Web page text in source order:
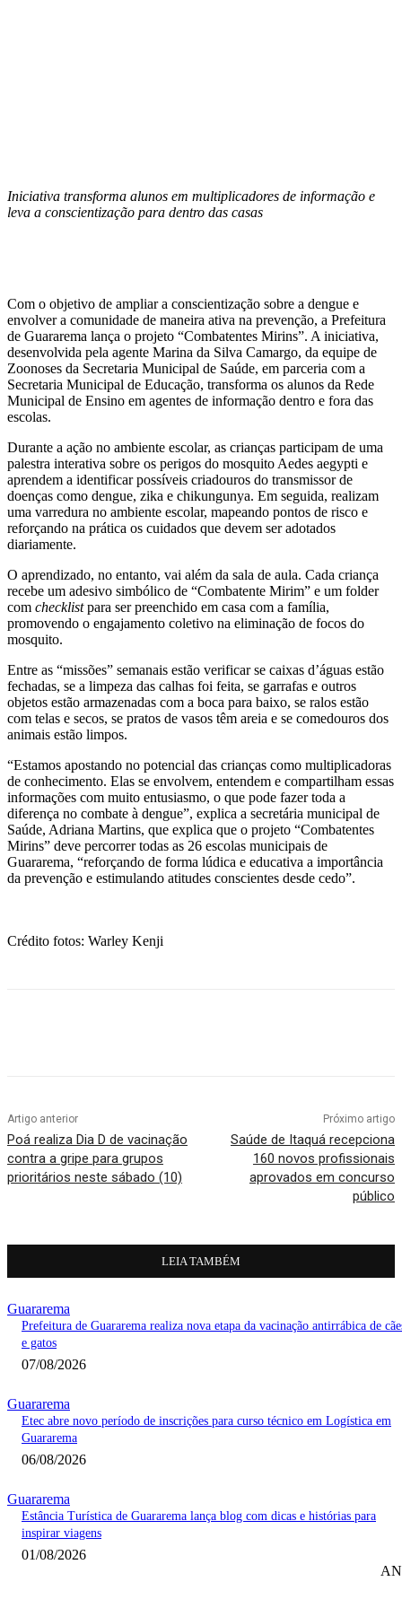
Iniciativa transforma alunos em multiplicadores de informação e
leva a conscientização para dentro das casas
Com o objetivo de ampliar a conscientização sobre a dengue e
envolver a comunidade de maneira ativa na prevenção, a Prefeitura
de Guararema lança o projeto “Combatentes Mirins”. A iniciativa,
desenvolvida pela agente Marina da Silva Camargo, da equipe de
Zoonoses da Secretaria Municipal de Saúde, em parceria com a
Secretaria Municipal de Educação, transforma os alunos da Rede
Municipal de Ensino em agentes de informação dentro e fora das
escolas.
Durante a ação no ambiente escolar, as crianças participam de uma
palestra interativa sobre os perigos do mosquito Aedes aegypti e
aprendem a identificar possíveis criadouros do transmissor de
doenças como dengue, zika e chikungunya. Em seguida, realizam
uma varredura no ambiente escolar, mapeando pontos de risco e
reforçando na prática os cuidados que devem ser adotados
diariamente.
O aprendizado, no entanto, vai além da sala de aula. Cada criança
recebe um adesivo simbólico de “Combatente Mirim” e um folder
com checklistpara ser preenchido em casa com a família,
promovendo o engajamento coletivo na eliminação de focos do
mosquito.
Entre as “missões” semanais estão verificar se caixas d’águas estão
fechadas, se a limpeza das calhas foi feita, se garrafas e outros
objetos estão armazenadas com a boca para baixo, se ralos estão
com telas e secos, se pratos de vasos têm areia e se comedouros dos
animais estão limpos.
“Estamos apostando no potencial das crianças como multiplicadoras
de conhecimento. Elas se envolvem, entendem e compartilham essas
informações com muito entusiasmo, o que pode fazer toda a
diferença no combate à dengue”, explica a secretária municipal de
Saúde, Adriana Martins, que explica que o projeto “Combatentes
Mirins” deve percorrer todas as 26 escolas municipais de
Guararema, “reforçando de forma lúdica e educativa a importância
da prevenção e estimulando atitudes conscientes desde cedo”.
Crédito fotos: Warley Kenji
Artigo anterior
Poá realiza Dia D de vacinação
contra a gripe para grupos
prioritários neste sábado (10)
Próximo artigo
Saúde de Itaquá recepciona
160 novos profissionais
aprovados em concurso
público
LEIA TAMBÉM
Guararema
Prefeitura de Guararema realiza nova etapa da vacinação antirrábica de
e gatos
07/08/2026
Guararema
Etec abre novo período de inscrições para curso técnico em Logística em
Guararema
06/08/2026
Guararema
Estância Turística de Guararema lança blog com dicas e histórias para
inspirar viagens
01/08/2026